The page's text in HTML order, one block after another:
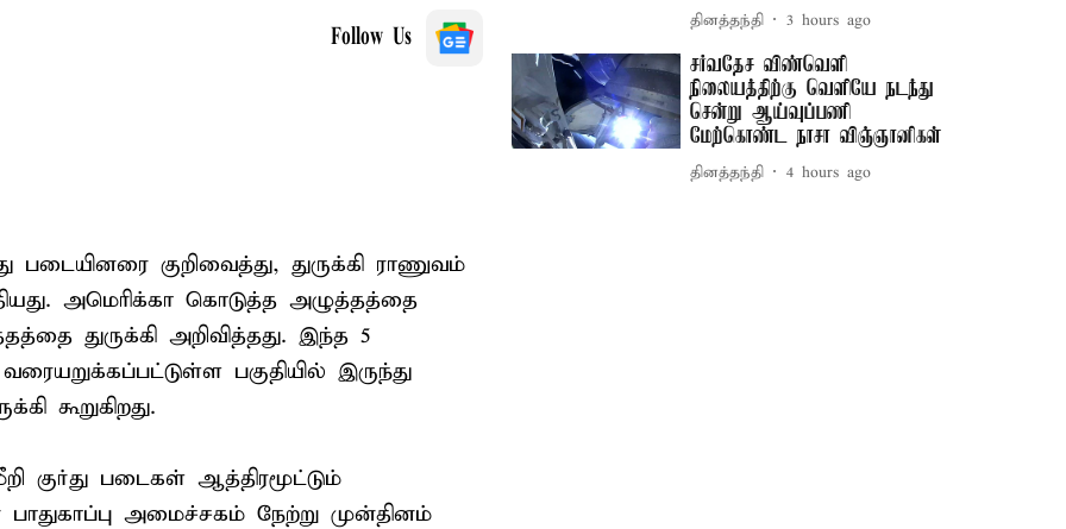
Follow Us
படையினரை குறிவைத்து, துருக்கி ராணுவம்
அமெரிக்கா கொடுத்த அழுத்தத்தை
துருக்கி அறிவித்தது. இந்த 5
பகுதியில் இருந்து
கூறுகிறது.
குர்து படைகள் ஆத்திரமூட்டும்
பாதுகாப்பு அமைச்சகம் நேற்று முன்தினம்
தினத்தந்தி 3 hours ago
சர்வதேச விண்வெளி
நிலையத்திற்கு வெளியே நடந்து
சென்று ஆய்வுப்பணி
மேற்கொண்ட நாசா விஞ்ஞானிகள்
தினத்தந்தி 4 hours ago